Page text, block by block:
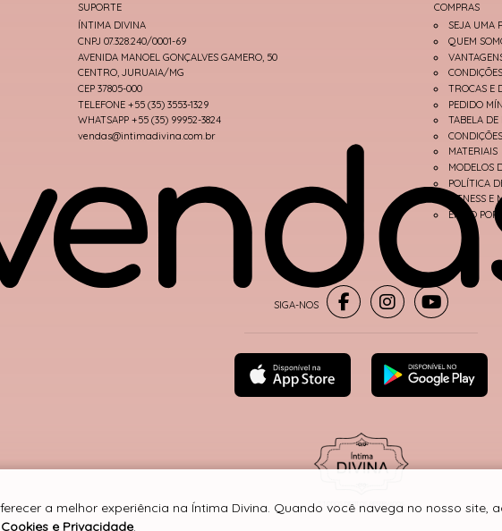
SUPORTE
ÍNTIMA DIVINA
CNPJ 07.328.240/0001-69
AVENIDA MANOEL GONÇALVES GAMERO, 50
CENTRO, JURUAIA/MG
CEP 37805-000
TELEFONE +55 (35) 3553-1329
WHATSAPP +55 (35) 99952-3824
vendas@intimadivina.com.br
COMPRAS
SEJA UMA
QUEM
TROCAS E
PEDIDO
TABELA DE
MATERIAIS
MODELOS
POLÍTICA
FITNESS
ENVIO
® TODOS DIREITOS RESERVADOS
a melhor experiência na Íntima Divina. Quando você navega no nosso site,
e Privacidade.